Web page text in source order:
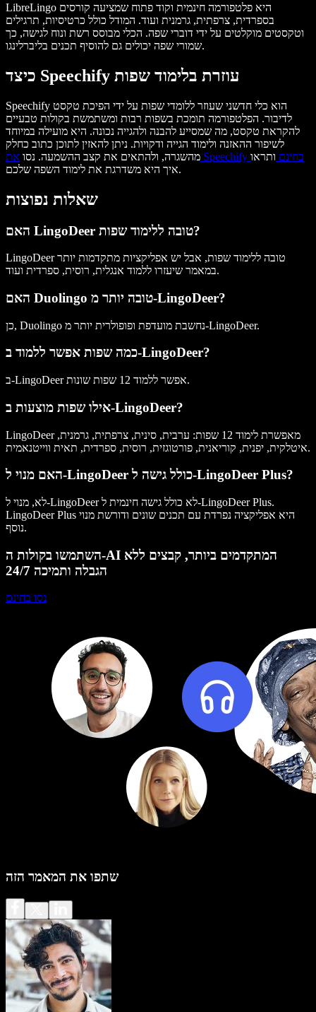
LibreLingo היא פלטפורמה חינמית וקוד פתוח שמציעה קורסים
בספרדית, צרפתית, גרמנית ועוד. המודל כולל כרטיסיות, תרגילים
וטקסטים מוקלטים על ידי דוברי שפה. הכלי מבוסס רשת ונוח לגישה, כך
שמורי שפה יכולים גם להוסיף תכנים בליברלינגו.
כיצד Speechify עוזרת בלימוד שפות
Speechify הוא כלי חדשני שעוזר ללומדי שפות על ידי הפיכת טקסט
לדיבור. הפלטפורמה תומכת בשפות רבות ומשתמשת בקולות טבעיים
להקראת טקסט, מה שמסייע להבנה ולהגייה נכונה. היא מועילה במיוחד
לשיפור ההאזנה ולימוד הגייה ודקויות. ניתן להאזין לתוכן כתוב כחלק
מהשגרה, ולהתאים את קצב ההשמעה. נסו
את Speechify בחינם ותראו
איך היא משדרגת את לימוד השפה שלכם.
שאלות נפוצות
האם LingoDeer טובה ללימוד שפות?
LingoDeer טובה ללימוד שפות, אבל יש אפליקציות מתקדמות יותר
במאמר שיעזרו ללמוד אנגלית, רוסית, ספרדית ועוד.
האם Duolingo טובה יותר מ-LingoDeer?
כן, Duolingo נחשבת מועדפת ופופולרית יותר מ-LingoDeer.
כמה שפות אפשר ללמוד ב-LingoDeer?
ב-LingoDeer אפשר ללמוד 12 שפות שונות.
אילו שפות מוצעות ב-LingoDeer?
LingoDeer מאפשרת לימוד 12 שפות: ערבית, סינית, צרפתית, גרמנית,
איטלקית, יפנית, קוריאנית, פורטוגזית, רוסית, ספרדית, תאית ווייטנאמית.
האם מנוי ל-LingoDeer כולל גישה ל-LingoDeer Plus?
לא, מנוי ל-LingoDeer לא כולל גישה חינמית ל-LingoDeer Plus.
LingoDeer Plus היא אפליקציה נפרדת עם תכנים שונים ודורשת מנוי
נוסף.
השתמשו בקולות ה-AI המתקדמים ביותר, קבצים ללא
הגבלה ותמיכה 24/7
נסו בחינם
שתפו את המאמר הזה